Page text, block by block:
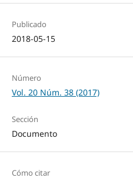
Publicado
2018-05-15
Número
Vol. 20 Núm. 38 (2017)
Sección
Documento
Cómo citar